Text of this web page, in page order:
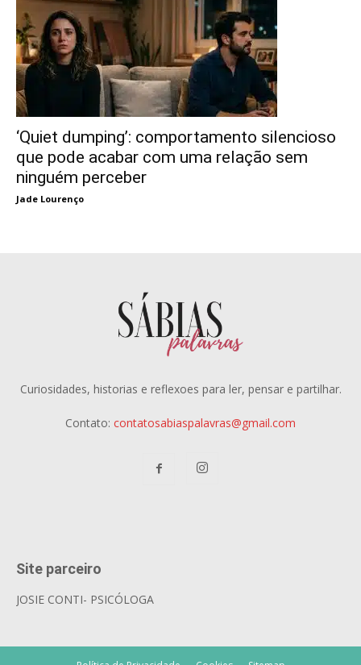
‘Quiet dumping’: comportamento silencioso
que pode acabar com uma relação sem
ninguém perceber
Jade Lourenço
Curiosidades, historias e reflexoes para ler, pensar e partilhar.
Contato: contatosabiaspalavras@gmail.com
Site parceiro
JOSIE CONTI- PSICÓLOGA